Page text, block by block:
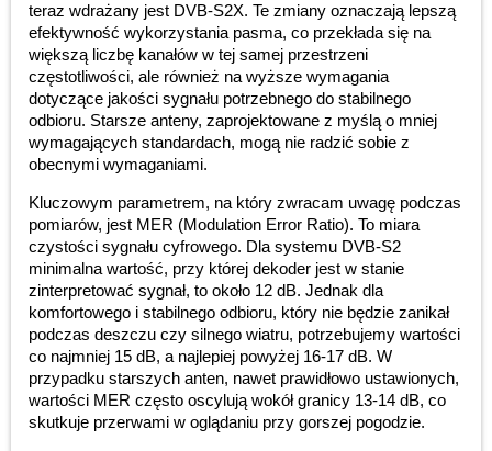
teraz wdrażany jest DVB-S2X. Te zmiany oznaczają lepszą
efektywność wykorzystania pasma, co przekłada się na
większą liczbę kanałów w tej samej przestrzeni
częstotliwości, ale również na wyższe wymagania
dotyczące jakości sygnału potrzebnego do stabilnego
odbioru. Starsze anteny, zaprojektowane z myślą o mniej
wymagających standardach, mogą nie radzić sobie z
obecnymi wymaganiami.
Kluczowym parametrem, na który zwracam uwagę podczas
pomiarów, jest MER (Modulation Error Ratio). To miara
czystości sygnału cyfrowego. Dla systemu DVB-S2
minimalna wartość, przy której dekoder jest w stanie
zinterpretować sygnał, to około 12 dB. Jednak dla
komfortowego i stabilnego odbioru, który nie będzie zanikał
podczas deszczu czy silnego wiatru, potrzebujemy wartości
co najmniej 15 dB, a najlepiej powyżej 16-17 dB. W
przypadku starszych anten, nawet prawidłowo ustawionych,
wartości MER często oscylują wokół granicy 13-14 dB, co
skutkuje przerwami w oglądaniu przy gorszej pogodzie.